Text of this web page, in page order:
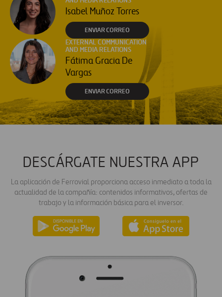
Isabel Muñoz Torres
ENVIAR CORREO
EXTERNAL COMMUNICATION
AND MEDIA RELATIONS
Fátima Gracia De
Vargas
ENVIAR CORREO
DESCÁRGATE NUESTRA APP
La aplicación de Ferrovial proporciona acceso inmediato a toda la
actualidad de la compañía: contenidos informativos, ofertas de
trabajo y la información básica para el inversor.